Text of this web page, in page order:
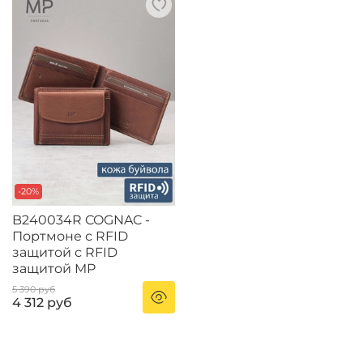
-20%
B240034R COGNAC -
Портмоне с RFID
защитой с RFID
защитой MP
5 390 руб
4 312 руб